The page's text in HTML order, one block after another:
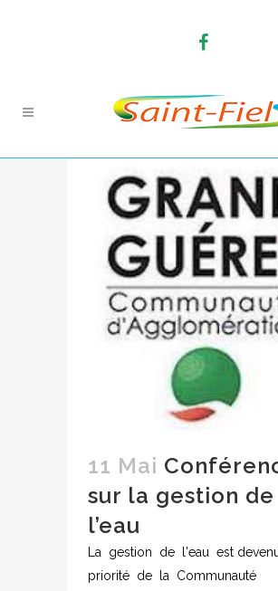
11 Mai
sur la gestion de
l’eau
La gestion de l'eau est
priorité de la Communauté